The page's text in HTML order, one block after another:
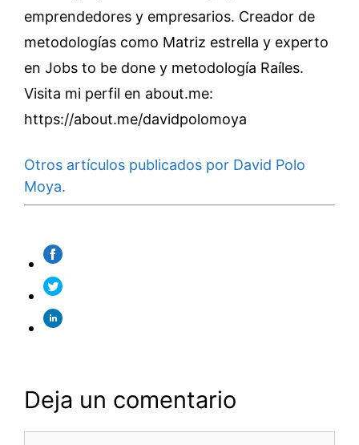
emprendedores y empresarios. Creador de
metodologías como Matriz estrella y experto
en Jobs to be done y metodología Raíles.
Visita mi perfil en about.me:
https://about.me/davidpolomoya
Otros artículos publicados por David Polo
Moya.
Deja un comentario